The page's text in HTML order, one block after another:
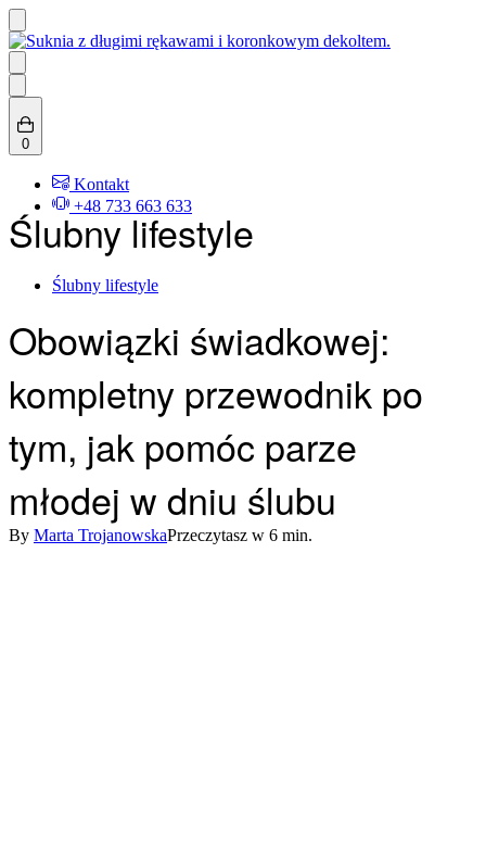
Skip
to
content
Search
open
0
(0)
Kontakt
+48 733 663 633
Ślubny lifestyle
Posted Ślubny lifestyle
Obowiązki świadkowej:
kompletny przewodnik po
tym, jak pomóc parze
młodej w dniu ślubu
By Marta TrojanowskaPrzeczytasz w 6 min.